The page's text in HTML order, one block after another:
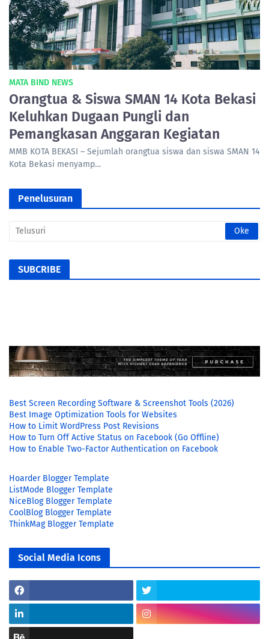
MATA BIND NEWS
Orangtua & Siswa SMAN 14 Kota Bekasi
Keluhkan Dugaan Pungli dan
Pemangkasan Anggaran Kegiatan
MMB KOTA BEKASI – Sejumlah orangtua siswa dan siswa SMAN 14
Kota Bekasi menyamp…
Penelusuran
SUBCRIBE
Best Screen Recording Software & Screenshot Tools (2026)
Best Image Optimization Tools for Websites
How to Limit WordPress Post Revisions
How to Turn Off Active Status on Facebook (Go Offline)
How to Enable Two-Factor Authentication on Facebook
Hoarder Blogger Template
ListMode Blogger Template
NiceBlog Blogger Template
CoolBlog Blogger Template
ThinkMag Blogger Template
Social Media Icons